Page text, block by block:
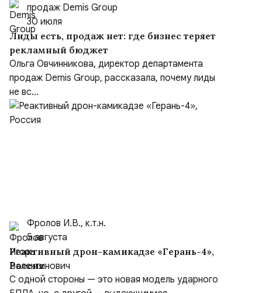
продаж Demis Group
30 июля
Лиды есть, продаж нет: где бизнес теряет
рекламный бюджет
Ольга Овчинникова, директор департамента
продаж Demis Group, рассказала, почему лиды
не вс...
Фролов И.В., к.т.н.
5 августа
Реактивный дрон-камикадзе «Герань-4»,
Россия
С одной стороны — это новая модель ударного